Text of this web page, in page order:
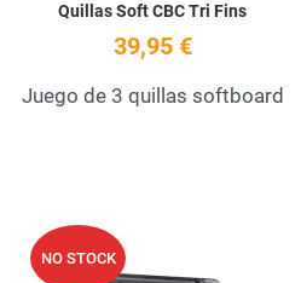
Quillas Soft CBC Tri Fins
39,95 €
Juego de 3 quillas softboard
NO STOCK